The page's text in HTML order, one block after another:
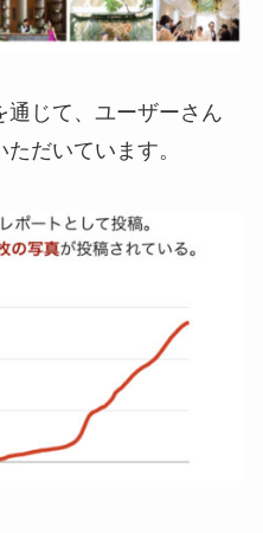
通じて、ユーザーさん
だいています。